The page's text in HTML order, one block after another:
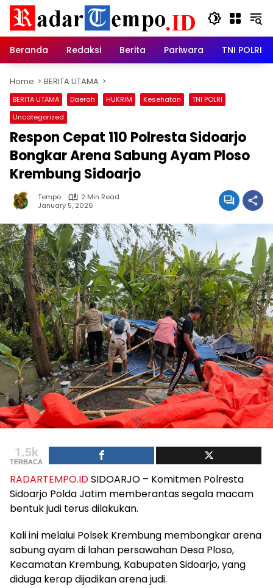
Skip
content
Beranda
Redaksi Berita Pariwara TNI POLRI
Home BERITA UTAMA
BERITA UTAMA Daerah HUKRIM Kesehatan
TNI POLRI
Uncategorized
Respon Cepat 110 Polresta Sidoarjo
Bongkar Arena Sabung Ayam Ploso
Krembung Sidoarjo
Tempo
2 Min Read
January 5, 2026
1.5k
TERBACA
RADARTEMPO.IDSIDOARJO – Komitmen Polresta
Sidoarjo Polda Jatim memberantas segala macam
bentuk judi terus dilakukan.
Kali ini melalui Polsek Krembung membongkar arena
sabung ayam di lahan persawahan Desa Ploso,
Kecamatan Krembung, Kabupaten Sidoarjo, yang
diduga kerap dijadikan arena judi.